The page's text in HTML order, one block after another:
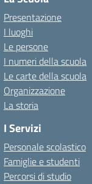
Presentazione
I luoghi
Le persone
I numeri della scuola
Le carte della scuola
Organizzazione
La storia
I Servizi
Personale scolastico
Famiglie e studenti
Percorsi di studio